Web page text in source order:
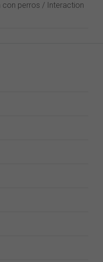
con perros / Interaction